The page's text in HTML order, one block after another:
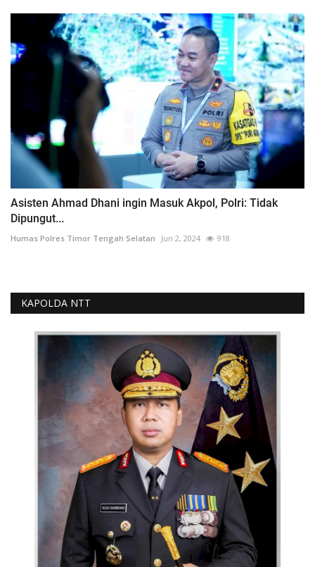
Asisten Ahmad Dhani ingin Masuk Akpol, Polri: Tidak
Dipungut...
Humas Polres Timor Tengah Selatan Jun 2, 2024 918
KAPOLDA NTT